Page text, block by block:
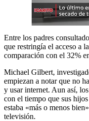
Entre los padres
que restringía el acceso a
comparación con el 32%
Michael Gilbert,
empiezan a notar que no
y usar internet. Aun así,
con el tiempo que sus
estaba «más o menos
televisión.